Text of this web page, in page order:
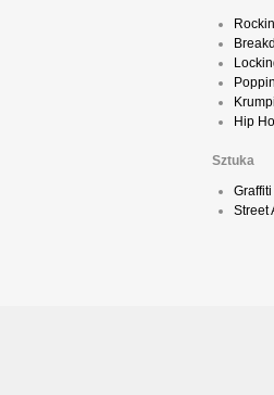
Hip
Sztuka
Graffiti
Street